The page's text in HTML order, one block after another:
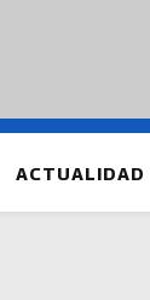
ACTUALIDAD